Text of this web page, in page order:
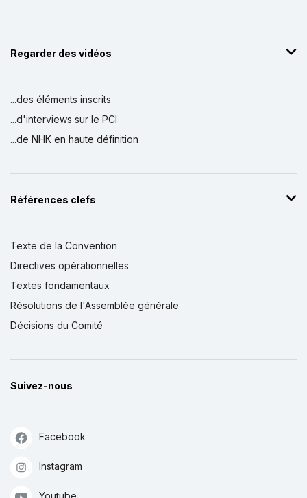
Regarder des vidéos
...des éléments inscrits
...d'interviews sur le PCI
...de NHK en haute définition
Références clefs
Texte de la Convention
Directives opérationnelles
Textes fondamentaux
Résolutions de l'Assemblée générale
Décisions du Comité
Suivez-nous
Facebook
Instagram